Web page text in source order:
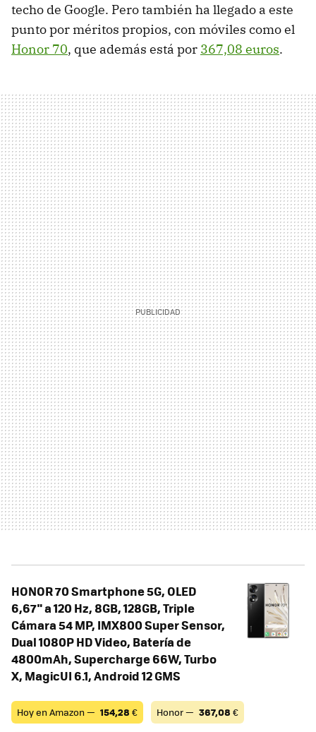
techo de Google. Pero también ha llegado a este
punto por méritos propios, con móviles como el
Honor 70, que además está por 367,08 euros.
HONOR 70 Smartphone 5G, OLED
6,67" a 120 Hz, 8GB, 128GB, Triple
Cámara 54 MP, IMX800 Super Sensor,
Dual 1080P HD Video, Batería de
4800mAh, Supercharge 66W, Turbo
X, MagicUI 6.1, Android 12 GMS
Hoy en Amazon — 154,28 € Honor — 367,08 €